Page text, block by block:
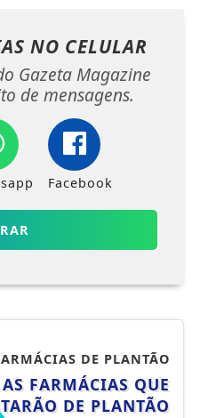
NO CELULAR
Gazeta Magazine
de mensagens.
Facebook
DE PLANTÃO
FARMÁCIAS QUE
DE PLANTÃO